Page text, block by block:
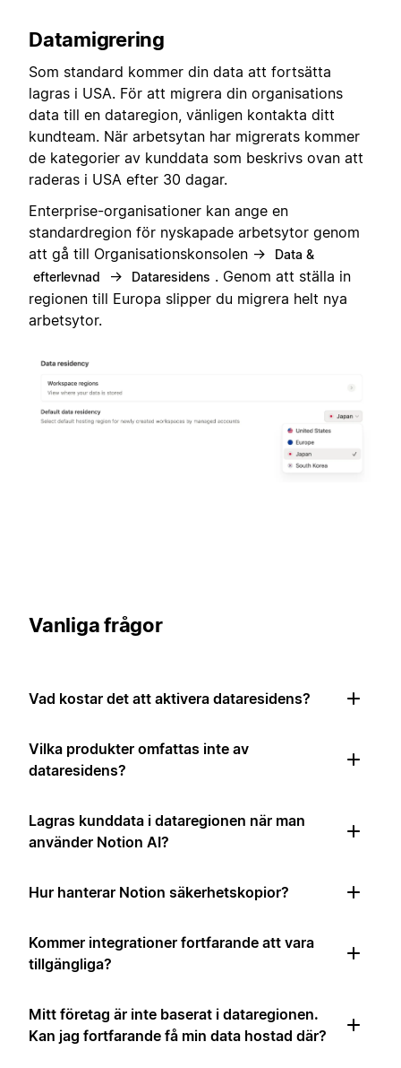
Datamigrering
Som standard kommer din data att fortsätta
lagras i USA. För att migrera din organisations
data till en dataregion, vänligen kontakta ditt
kundteam. När arbetsytan har migrerats kommer
de kategorier av kunddata som beskrivs ovan att
raderas i USA efter 30 dagar.
Enterprise-organisationer kan ange en
standardregion för nyskapade arbetsytor genom
att gå till Organisationskonsolen →
Data &
efterlevnad
→ Dataresidens . Genom att ställa in
regionen till Europa slipper du migrera helt nya
arbetsytor.
Vanliga frågor
Vad kostar det att aktivera dataresidens?
Vilka produkter omfattas inte av
dataresidens?
Lagras kunddata i dataregionen när man
använder Notion AI?
Hur hanterar Notion säkerhetskopior?
Kommer integrationer fortfarande att vara
tillgängliga?
Mitt företag är inte baserat i dataregionen.
Kan jag fortfarande få min data hostad där?